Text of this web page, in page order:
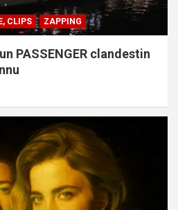
CLIPS ZAPPING
PASSENGER clandestin